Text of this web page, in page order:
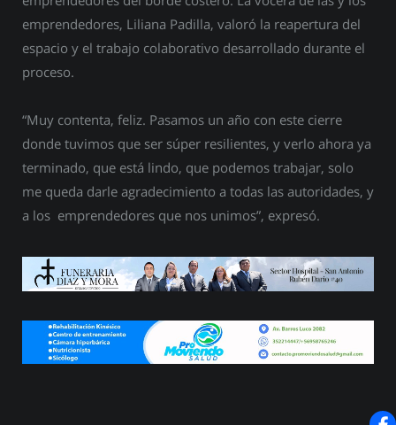
emprendedores, Liliana Padilla, valoró la reapertura del
espacio y el trabajo colaborativo desarrollado durante el
proceso.
“Muy contenta, feliz. Pasamos un año con este cierre
donde tuvimos que ser súper resilientes, y verlo ahora ya
terminado, que está lindo, que podemos trabajar, solo
me queda darle agradecimiento a todas las autoridades, y
a los emprendedores que nos unimos”, expresó.